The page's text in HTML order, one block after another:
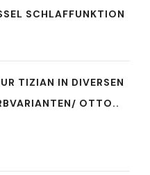
SCHLAFFUNKTION
TIZIAN IN DIVERSEN
OTTO..